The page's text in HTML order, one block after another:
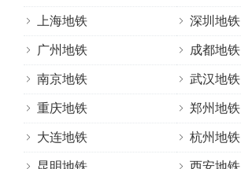
上海地铁 深圳地铁
广州地铁 成都地铁
南京地铁 武汉地铁
重庆地铁 郑州地铁
大连地铁 杭州地铁
昆明地铁 西安地铁